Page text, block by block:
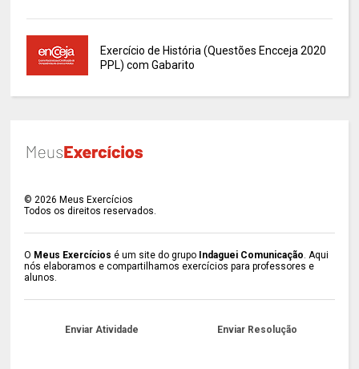
Exercício de História (Questões Encceja 2020
PPL) com Gabarito
©2026 Meus Exercícios
Todos os direitos reservados.
O Meus Exercícios é um site do grupo Indaguei Comunicação. Aqui
nós elaboramos e compartilhamos exercícios para professores e
alunos.
Enviar Atividade Enviar Resolução